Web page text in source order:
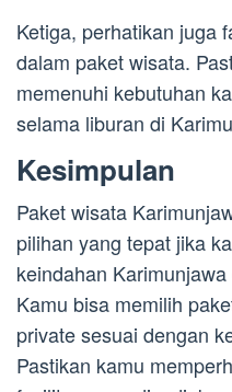
Ketiga, perhatikan juga
dalam paket wisata.
memenuhi kebutuhan
selama liburan di
Kesimpulan
Paket wisata
pilihan yang tepat jika
keindahan
Kamu bisa memilih
private sesuai dengan
Pastikan kamu